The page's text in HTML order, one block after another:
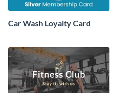
Car Wash Loyalty Card